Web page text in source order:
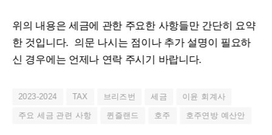
위의 내용은 세금에 관한 주요한 사항들만 간단히 요약
한 것입니다. 의문 나시는 점이나 추가 설명이 필요하
신 경우에는 언제나 연락 주시기 바랍니다.
2023-2024 TAX 브리즈번 세금 이윤 회계사
주요 세금 관련 사항 퀸즐랜드 호주 호주연방 예산안